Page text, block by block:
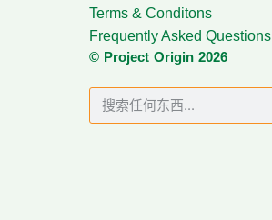
Terms & Conditons
Frequently Asked Questions
© Project Origin 2026